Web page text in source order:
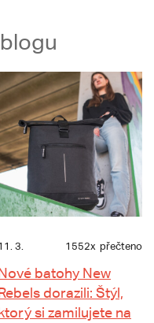
3. 1552x přečteno
batohy New
dorazili: Štýl,
si zamilujete na